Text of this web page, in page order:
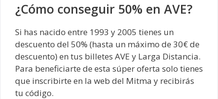
¿Cómo conseguir 50% en AVE?
Si has nacido entre 1993 y 2005 tienes un
descuento del 50% (hasta un máximo de 30€ de
descuento) en tus billetes AVE y Larga Distancia.
Para beneficiarte de esta súper oferta solo tienes
que inscribirte en la web del Mitma y recibirás
tu código.